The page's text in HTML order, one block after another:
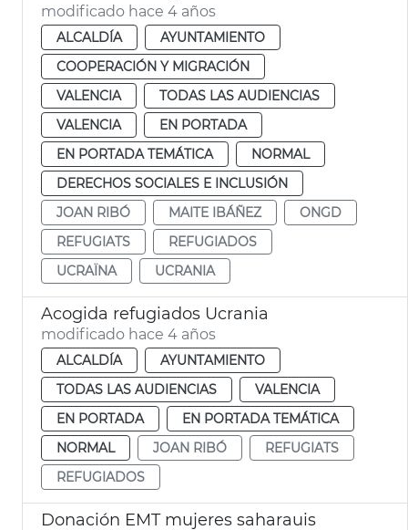
modificado hace 4 años
ALCALDÍA
AYUNTAMIENTO
COOPERACIÓN Y MIGRACIÓN
VALENCIA
TODAS LAS AUDIENCIAS
VALENCIA
EN PORTADA
EN PORTADA TEMÁTICA
NORMAL
DERECHOS SOCIALES E INCLUSIÓN
JOAN RIBÓ
MAITE IBÁÑEZ
ONGD
REFUGIATS
REFUGIADOS
UCRAÏNA
UCRANIA
Acogida refugiados Ucrania
modificado hace 4 años
ALCALDÍA
AYUNTAMIENTO
TODAS LAS AUDIENCIAS
VALENCIA
EN PORTADA
EN PORTADA TEMÁTICA
NORMAL
JOAN RIBÓ
REFUGIATS
REFUGIADOS
Donación EMT mujeres saharauis